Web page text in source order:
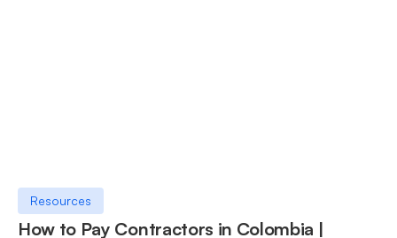
Resources
How to Pay Contractors in Colombia |